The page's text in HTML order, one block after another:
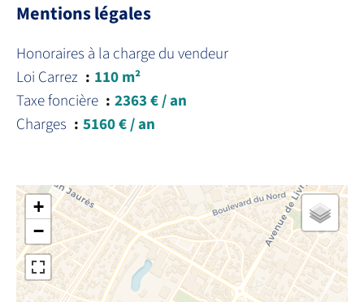
Mentions légales
Honoraires à la charge du vendeur
Loi Carrez
110 m²
Taxe foncière
2363 € / an
Charges
5160 € / an
+
−